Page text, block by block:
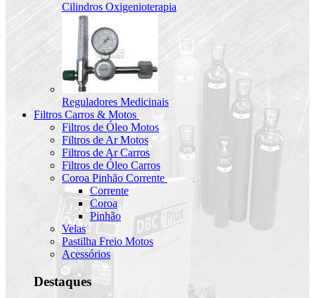
Cilindros Oxigenioterapia
Reguladores Medicinais
Filtros Carros & Motos
Filtros de Óleo Motos
Filtros de Ar Motos
Filtros de Ar Carros
Filtros de Óleo Carros
Coroa Pinhão Corrente
Corrente
Coroa
Pinhão
Velas
Pastilha Freio Motos
Acessórios
Destaques